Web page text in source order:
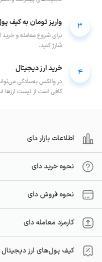
3 واریز تومان به کیف
برای شروع معامله و خرید
شارژ کنید.
4 خرید ارز دیجیتال
در والکس به‌سادگی
کافی است از لیست ارزها
اطلاعات بازار دای
نحوه خرید دای
نحوه فروش دای
کارمزد معامله دای
کیف پول‌های ارز